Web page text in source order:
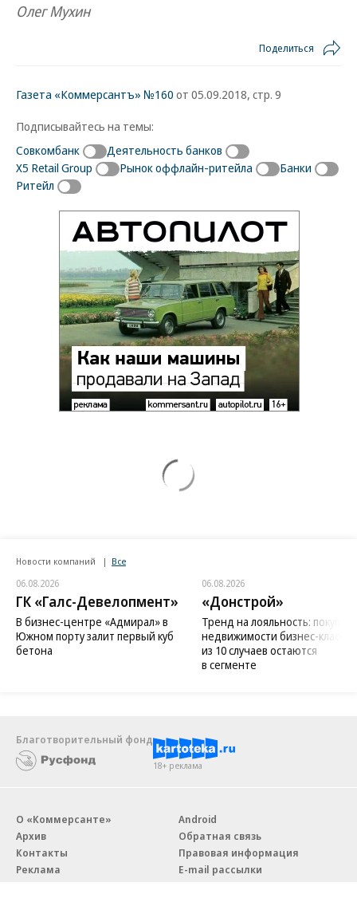
Олег Мухин
Поделиться
Газета «Коммерсантъ» №160 от 05.09.2018, стр. 9
Подписывайтесь на темы:
Совкомбанк
Деятельность банков
Х5 Retail Group
Рынок оффлайн-ритейла
Банки
Ритейл
Новости компаний Все
06.08.2026
ГК «Галс-Девелопмент»
В бизнес-центре «Адмирал» в
Южном порту залит первый куб
бетона
06.08.2026
«Донстрой»
Тренд на лояльность:
недвижимости бизнес-класса
из 10 случаев остаются
в сегменте
Благотворительный фонд
18+ реклама
О «Коммерсанте»
Архив
Контакты
Реклама
Android
Обратная связь
Правовая информация
E-mail рассылки